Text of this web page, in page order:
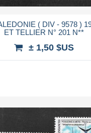
( DIV - 9578 )
ET TELLIER N° 201 N**
± 1,50 $US